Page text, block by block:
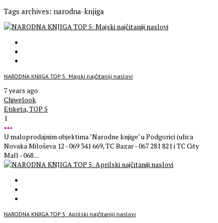
Tags archives: narodna-knjiga
NARODNA KNJIGA TOP 5: Majski najčitaniji naslovi
7 years ago
Chiwelook
Etiketa,TOP 5
1
•••
U maloprodajnim objektima "Narodne knjige" u Podgorici (ulica
Novaka Miloševa 12 - 069 341 669, TC Bazar - 067 281 821 i TC City
Mall - 068 ...
NARODNA KNJIGA TOP 5: Aprilski najčitaniji naslovi